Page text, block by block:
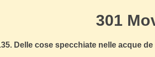
301
Delle cose specchiate nelle acque